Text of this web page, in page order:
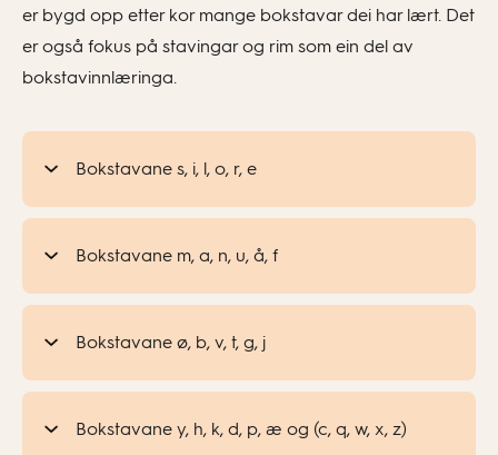
er bygd opp etter kor mange bokstavar dei har lært. Det
er også fokus på stavingar og rim som ein del av
bokstavinnlæringa.
Bokstavane s, i, l, o, r, e
Bokstavane m, a, n, u, å, f
Bokstavane ø, b, v, t, g, j
Bokstavane y, h, k, d, p, æ og (c, q, w, x, z)